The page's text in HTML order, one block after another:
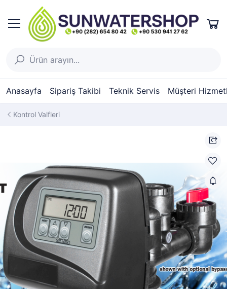
Anasayfa Sipariş Takibi Teknik Servis Müşteri
Kontrol Valfleri